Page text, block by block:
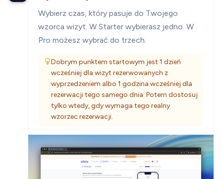
Wybierz czas, który pasuje do Twojego
wzorca wizyt. W Starter wybierasz jedno. W
Pro możesz wybrać do trzech.
Dobrym punktem startowym jest 1 dzień
wcześniej dla wizyt rezerwowanych z
wyprzedzeniem albo 1 godzina wcześniej dla
rezerwacji tego samego dnia. Potem dostosuj
tylko wtedy, gdy wymaga tego realny
wzorzec rezerwacji.